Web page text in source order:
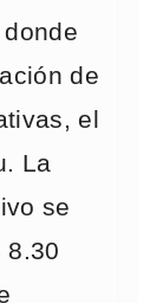
de
el
La
se
8.30